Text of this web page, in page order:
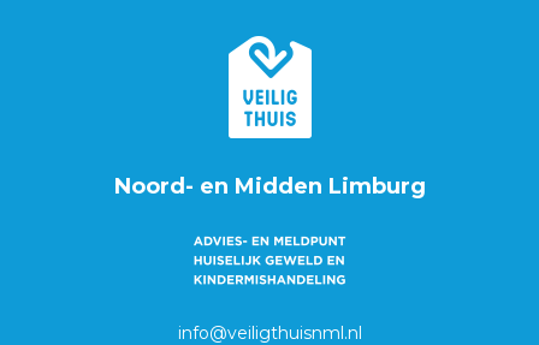
Noord- en Midden Limburg
info@veiligthuisnml.nl